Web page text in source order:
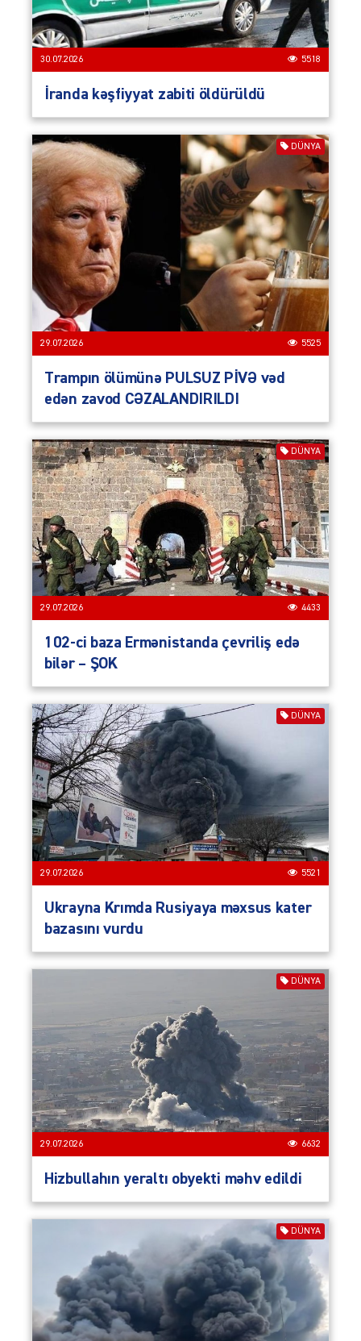
30.07.2026 5518
İranda kəşfiyyat zabiti öldürüldü
DÜNYA
29.07.2026 5525
Trampın ölümünə PULSUZ PİVƏ vəd
edən zavod CƏZALANDIRILDI
DÜNYA
29.07.2026 4433
102-ci baza Ermənistanda çevriliş edə
bilər – ŞOK
DÜNYA
29.07.2026 5521
Ukrayna Krımda Rusiyaya məxsus kater
bazasını vurdu
DÜNYA
29.07.2026 6632
Hizbullahın yeraltı obyekti məhv edildi
DÜNYA